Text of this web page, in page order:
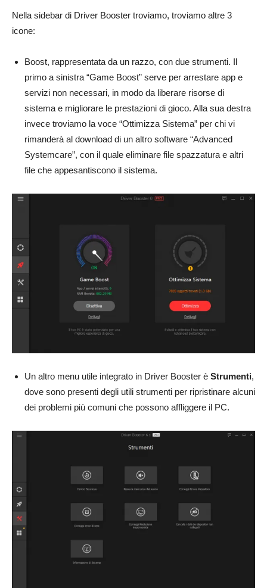
Nella sidebar di Driver Booster troviamo, troviamo altre 3
icone:
Boost, rappresentata da un razzo, con due strumenti. Il
primo a sinistra “Game Boost” serve per arrestare app e
servizi non necessari, in modo da liberare risorse di
sistema e migliorare le prestazioni di gioco. Alla sua destra
invece troviamo la voce “Ottimizza Sistema” per chi vi
rimanderà al download di un altro software “Advanced
Systemcare”, con il quale eliminare file spazzatura e altri
file che appesantiscono il sistema.
Un altro menu utile integrato in Driver Booster è Strumenti,
dove sono presenti degli utili strumenti per ripristinare alcuni
dei problemi più comuni che possono affliggere il PC.